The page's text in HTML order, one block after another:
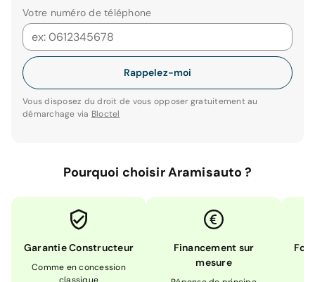
Votre numéro de téléphone
Rappelez-moi
Vous disposez du droit de vous opposer gratuitement au
démarchage via Bloctel
Pourquoi choisir Aramisauto ?
Garantie Constructeur
Comme en concession
Financement sur
mesure